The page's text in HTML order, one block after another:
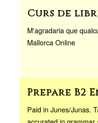
Curs de
M'agradaria que
Mallorca Online
Prepare B2
Paid in Junes/Junas.